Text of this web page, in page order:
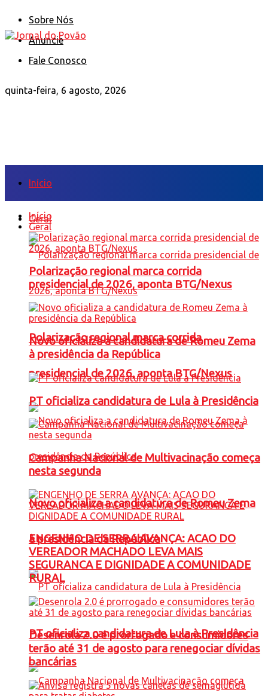
Sobre Nós
Anuncie
Fale Conosco
quinta-feira, 6 agosto, 2026
Início
Geral
Polarização regional marca corrida
presidencial de 2026, aponta BTG/Nexus
Novo oficializa a candidatura de Romeu Zema
à presidência da República
PT oficializa candidatura de Lula à Presidência
Início
Geral
Polarização regional marca corrida
presidencial de 2026, aponta BTG/Nexus
Novo oficializa a candidatura de Romeu Zema
à presidência da República
PT oficializa candidatura de Lula à Presidência
Campanha Nacional de Multivacinação começa
nesta segunda
ENGENHO DE SERRA AVANÇA: ACAO DO
VEREADOR MACHADO LEVA MAIS
SEGURANCA E DIGNIDADE A COMUNIDADE
RURAL
Desenrola 2.0 é prorrogado e consumidores
terão até 31 de agosto para renegociar dívidas
bancárias